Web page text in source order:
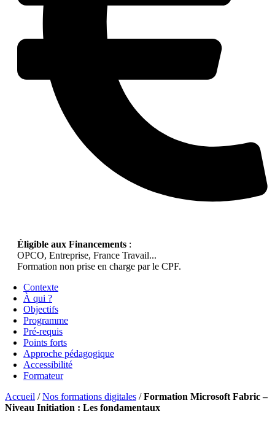
Éligible aux Financements :
OPCO, Entreprise, France Travail...
Formation non prise en charge par le CPF.
Contexte
À qui ?
Objectifs
Programme
Pré-requis
Points forts
Approche pédagogique
Accessibilité
Formateur
Accueil /Nos formations digitales /Formation Microsoft Fabric –
Niveau Initiation : Les fondamentaux